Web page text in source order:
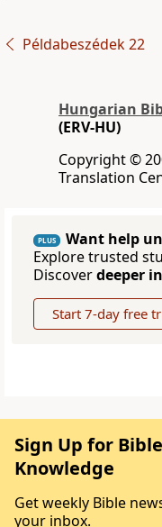
Példabeszédek 22
Hungarian
(ERV-HU)
Copyright ©
Translation
PLUS
Want help
Explore trusted
Discoverdeeper
Start 7-day free
Sign Up for
Knowledge
Get weekly Bible
your inbox.